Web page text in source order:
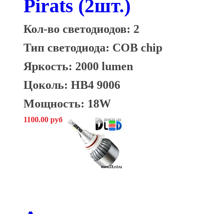
Pirats (2шт.)
Кол-во светодиодов: 2
Тип светодиода: COB chip
Яркость: 2000 lumen
Цоколь: HB4 9006
Мощность: 18W
1100.00 руб